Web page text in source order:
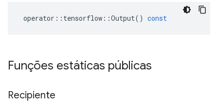
operator :: tensorflow ::Output() const
Funções estáticas públicas
Recipiente